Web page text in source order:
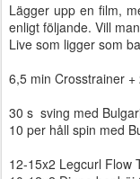
Lägger upp en film,
enligt följande. Vill
Live som ligger som
6,5 min Crosstrainer
30 s sving med
10 per håll spin med
12-15x2 Legcurl Flow